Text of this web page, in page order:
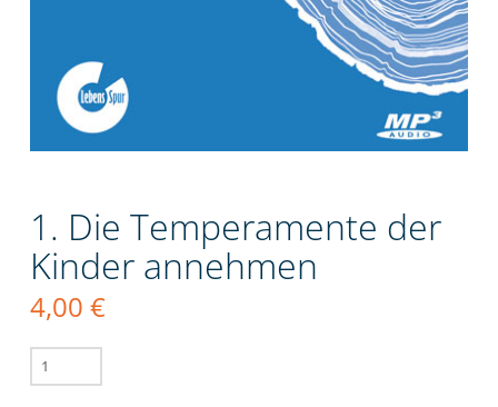
1. Die Temperamente der
Kinder annehmen
4,00 €
1.
Die